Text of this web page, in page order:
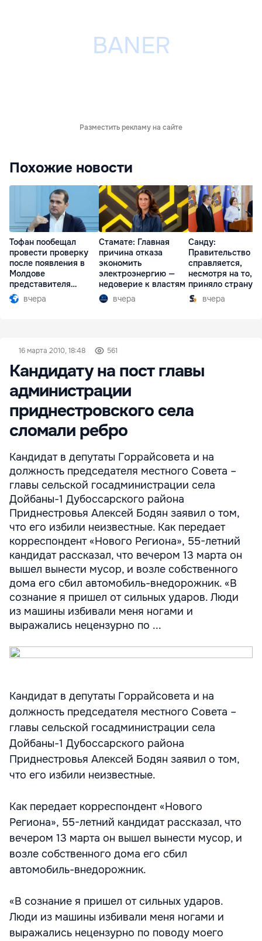
Разместить рекламу на сайте
Похожие новости
Тофан пообещал
провести проверку
после появления в
Молдове
представителя
Южной Осетии
вчера
Стамате: Главная
причина отказа
экономить
электроэнергию —
недоверие к властям
вчера
Санду:
Правительство
справляется,
несмотря на то,
приняло страну в
разгар кризиса
вчера
16 марта 2010, 18:48 561
Кандидату на пост главы
администрации
приднестровского села
сломали ребро
Кандидат в депутаты Горрайсовета и на
должность председателя местного Совета –
главы сельской госадминистрации села
Дойбаны-1 Дубоссарского района
Приднестровья Алексей Бодян заявил о том,
что его избили неизвестные. Как передает
корреспондент «Нового Региона», 55-летний
кандидат рассказал, что вечером 13 марта он
вышел вынести мусор, и возле собственного
дома его сбил автомобиль-внедорожник. «В
сознание я пришел от сильных ударов. Люди
из машины избивали меня ногами и
выражались нецензурно по ...
Кандидат в депутаты Горрайсовета и на
должность председателя местного Совета –
главы сельской госадминистрации села
Дойбаны-1 Дубоссарского района
Приднестровья Алексей Бодян заявил о том,
что его избили неизвестные.
Как передает корреспондент «Нового
Региона», 55-летний кандидат рассказал, что
вечером 13 марта он вышел вынести мусор, и
возле собственного дома его сбил
автомобиль-внедорожник.
«В сознание я пришел от сильных ударов.
Люди из машины избивали меня ногами и
выражались нецензурно по поводу моего